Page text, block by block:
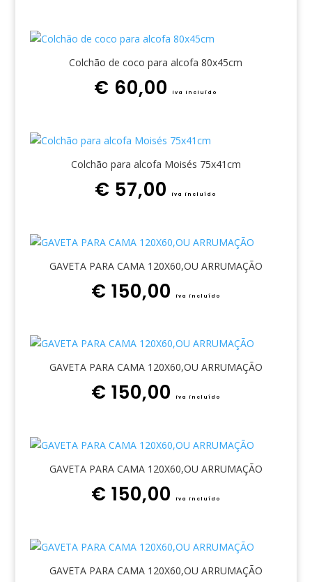
Colchão de coco para alcofa 80x45cm
€ 60,00 iva incluído
Colchão para alcofa Moisés 75x41cm
€ 57,00 iva incluído
GAVETA PARA CAMA 120X60,OU ARRUMAÇÃO
€ 150,00 iva incluído
GAVETA PARA CAMA 120X60,OU ARRUMAÇÃO
€ 150,00 iva incluído
GAVETA PARA CAMA 120X60,OU ARRUMAÇÃO
€ 150,00 iva incluído
GAVETA PARA CAMA 120X60,OU ARRUMAÇÃO